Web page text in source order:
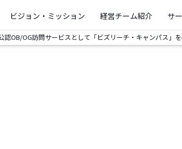
ビジョン・ミッション 経営チーム紹介 サ
認OB/OG訪問サービスとして「ビズリーチ・キャンパス」